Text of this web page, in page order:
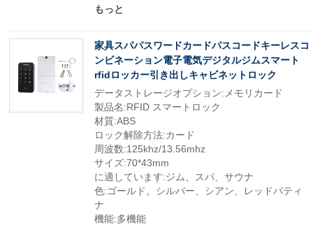
もっと
家具スパパスワードカードパスコードキーレスコ
ンビネーション電子電気デジタルジムスマート
rfidロッカー引き出しキャビネットロック
データストレージオプション:メモリカード
製品名:RFID スマートロック
材質:ABS
ロック解除方法:カード
周波数:125khz/13.56mhz
サイズ:70*43mm
に適しています:ジム、スパ、サウナ
色:ゴールド。シルバー、シアン、レッドパティ
ナ
機能:多機能